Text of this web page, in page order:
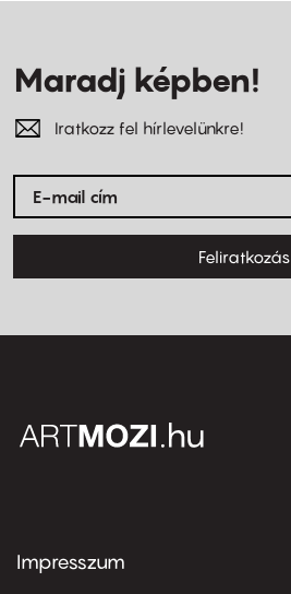
Maradj képben!
Iratkozz fel hírlevelünkre!
Feliratkozás
Footer
Impresszum